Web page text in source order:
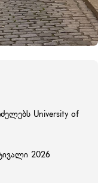
University of
2026